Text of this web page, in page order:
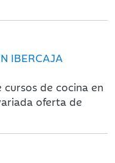
IBERCAJA
de cocina en
oferta de